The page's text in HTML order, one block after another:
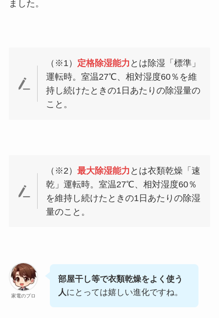
ました。
（※1） 定格除湿能力 とは除湿「標準」
運転時。室温27℃、相対湿度60％を維
持し続けたときの1日あたりの除湿量の
こと。
（※2）最大除湿能力 とは衣類乾燥「速
乾」運転時。室温27℃、相対湿度60％
を維持し続けたときの1日あたりの除湿
量のこと。
家電のプロ
部屋干し等で衣類乾燥をよく使う
人にとっては嬉しい進化ですね。